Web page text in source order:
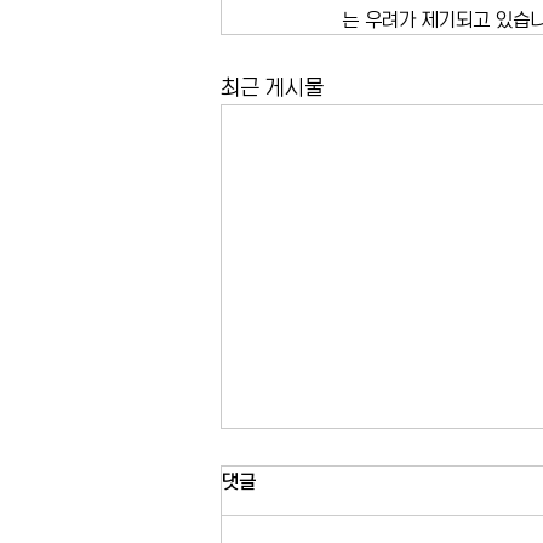
는 우려가 제기되고 있습
최근 게시물
뉴욕 라과디아 공항 지상 운항 일
시 중단…뇌우 영향으로 JFK·뉴
어크도 항공편 지연
댓글